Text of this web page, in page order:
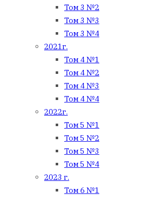
Том 3 №2
Том 3 №3
Том 3 №4
2021г.
Том 4 №1
Том 4 №2
Том 4 №3
Том 4 №4
2022г.
Том 5 №1
Том 5 №2
Том 5 №3
Том 5 №4
2023 г.
Том 6 №1